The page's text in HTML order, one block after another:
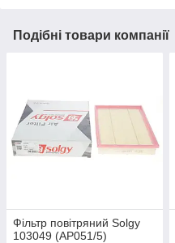
Подібні товари компанії
Фільтр повітряний Solgy
103049 (AP051/5)